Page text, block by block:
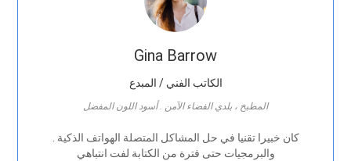
Gina Barrow
الكاتب الفني / المبدع
المطبخ ، بلدي الفضاء الآمن . أسود اللون المفضل
والبرمجيات حتى فترة من الكتابة لفت انتباهي